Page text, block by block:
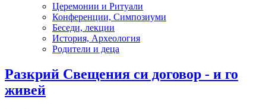
Церемонии и Ритуали
Конференции, Симпозиуми
Беседи, лекции
История, Археология
Родители и деца
Разкрий Свещения си договор - и го
живей